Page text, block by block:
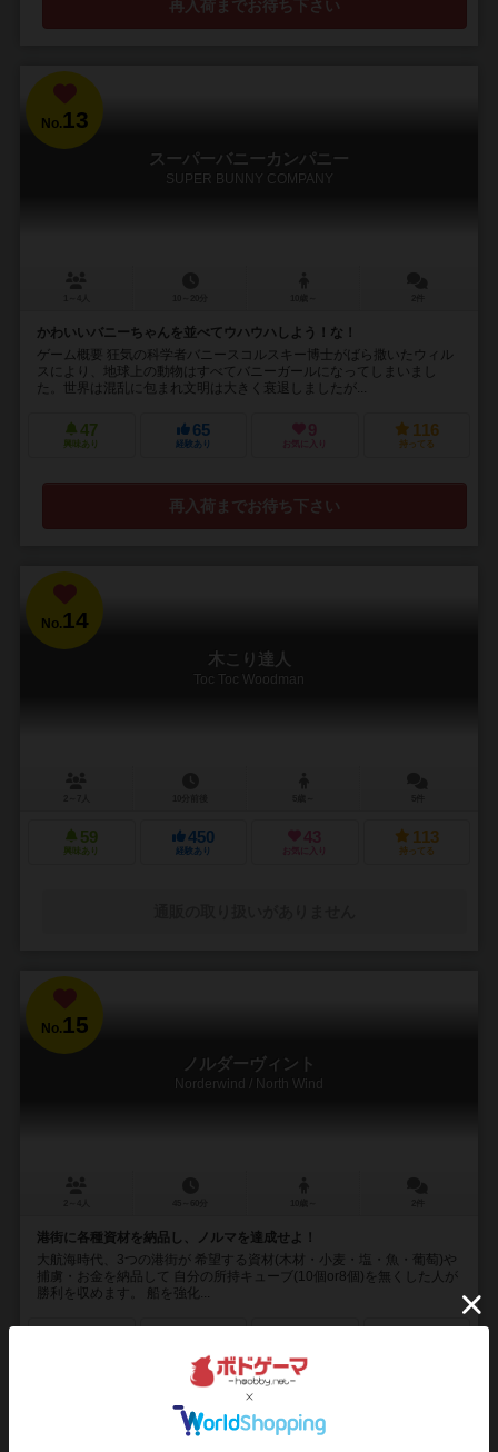
再入荷までお待ち下さい
No.13
スーパーバニーカンパニー
SUPER BUNNY COMPANY
かわいいバニーちゃんを並べてウハウハしよう！な！
ゲーム概要 狂気の科学者バニースコルスキー博士がばら撒いたウィル
スにより、地球上の動物はすべてバニーガールになってしまいまし
た。世界は混乱に包まれ文明は大きく衰退しましたが...
47
興味あり
65
経験あり
9
お気に入り
116
持ってる
再入荷までお待ち下さい
No.14
木こり達人
Toc Toc Woodman
59
興味あり
450
経験あり
43
お気に入り
113
持ってる
No.15
ノルダーヴィント
Norderwind / North Wind
港街に各種資材を納品し、ノルマを達成せよ！
大航海時代、3つの港街が 希望する資材(木材・小麦・塩・魚・葡萄)や
捕虜・お金を納品して 自分の所持キューブ(10個or8個)を無くした人が
勝利を収めます。 船を強化...
通販の取り扱いがありません